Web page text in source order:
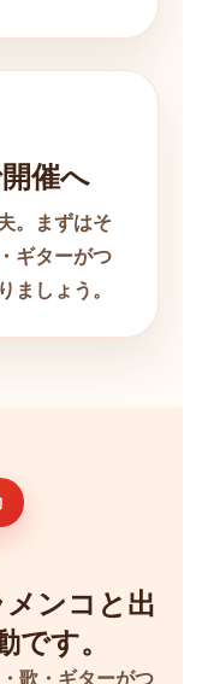
催へ
。まずはそ
ギターがつ
ましょう。
ンコと出
です。
歌・ギターがつ